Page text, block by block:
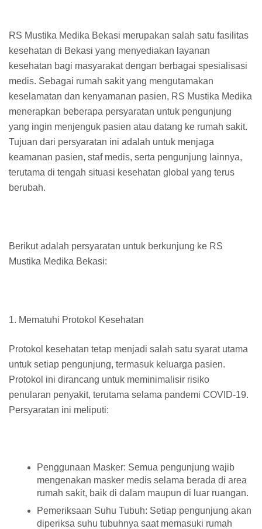
RS Mustika Medika Bekasi merupakan salah satu fasilitas
kesehatan di Bekasi yang menyediakan layanan
kesehatan bagi masyarakat dengan berbagai spesialisasi
medis. Sebagai rumah sakit yang mengutamakan
keselamatan dan kenyamanan pasien, RS Mustika Medika
menerapkan beberapa persyaratan untuk pengunjung
yang ingin menjenguk pasien atau datang ke rumah sakit.
Tujuan dari persyaratan ini adalah untuk menjaga
keamanan pasien, staf medis, serta pengunjung lainnya,
terutama di tengah situasi kesehatan global yang terus
berubah.
Berikut adalah persyaratan untuk berkunjung ke RS
Mustika Medika Bekasi:
1. Mematuhi Protokol Kesehatan
Protokol kesehatan tetap menjadi salah satu syarat utama
untuk setiap pengunjung, termasuk keluarga pasien.
Protokol ini dirancang untuk meminimalisir risiko
penularan penyakit, terutama selama pandemi COVID-19.
Persyaratan ini meliputi:
Penggunaan Masker: Semua pengunjung wajib
mengenakan masker medis selama berada di area
rumah sakit, baik di dalam maupun di luar ruangan.
Pemeriksaan Suhu Tubuh: Setiap pengunjung akan
diperiksa suhu tubuhnya saat memasuki rumah